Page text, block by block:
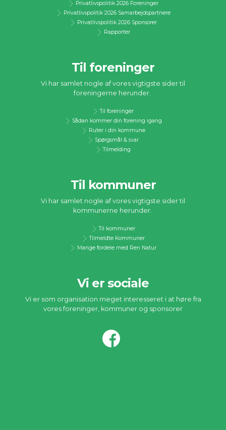
Privatlivspolitik 2026 Foreninger
Privatlivspolitik 2026 Samarbejdspartnere
Privatlivspolitik 2026 Sponsorer
Rapporter
Til foreninger
Vi har samlet nogle af vores vigtigste sider til
foreningerne herunder.
Til foreninger
Sådan kommer din forening igang
Ruter i din kommune
Spørgsmål & svar
Tilmelding
Til kommuner
Vi har samlet nogle af vores vigtigste sider til
kommunerne herunder.
Til kommuner
Tilmeldte Kommuner
Mange fordele med Ren Natur
Vi er sociale
Vi er som organisation meget interesseret i at høre fra
vores foreninger, kommuner og sponsorer